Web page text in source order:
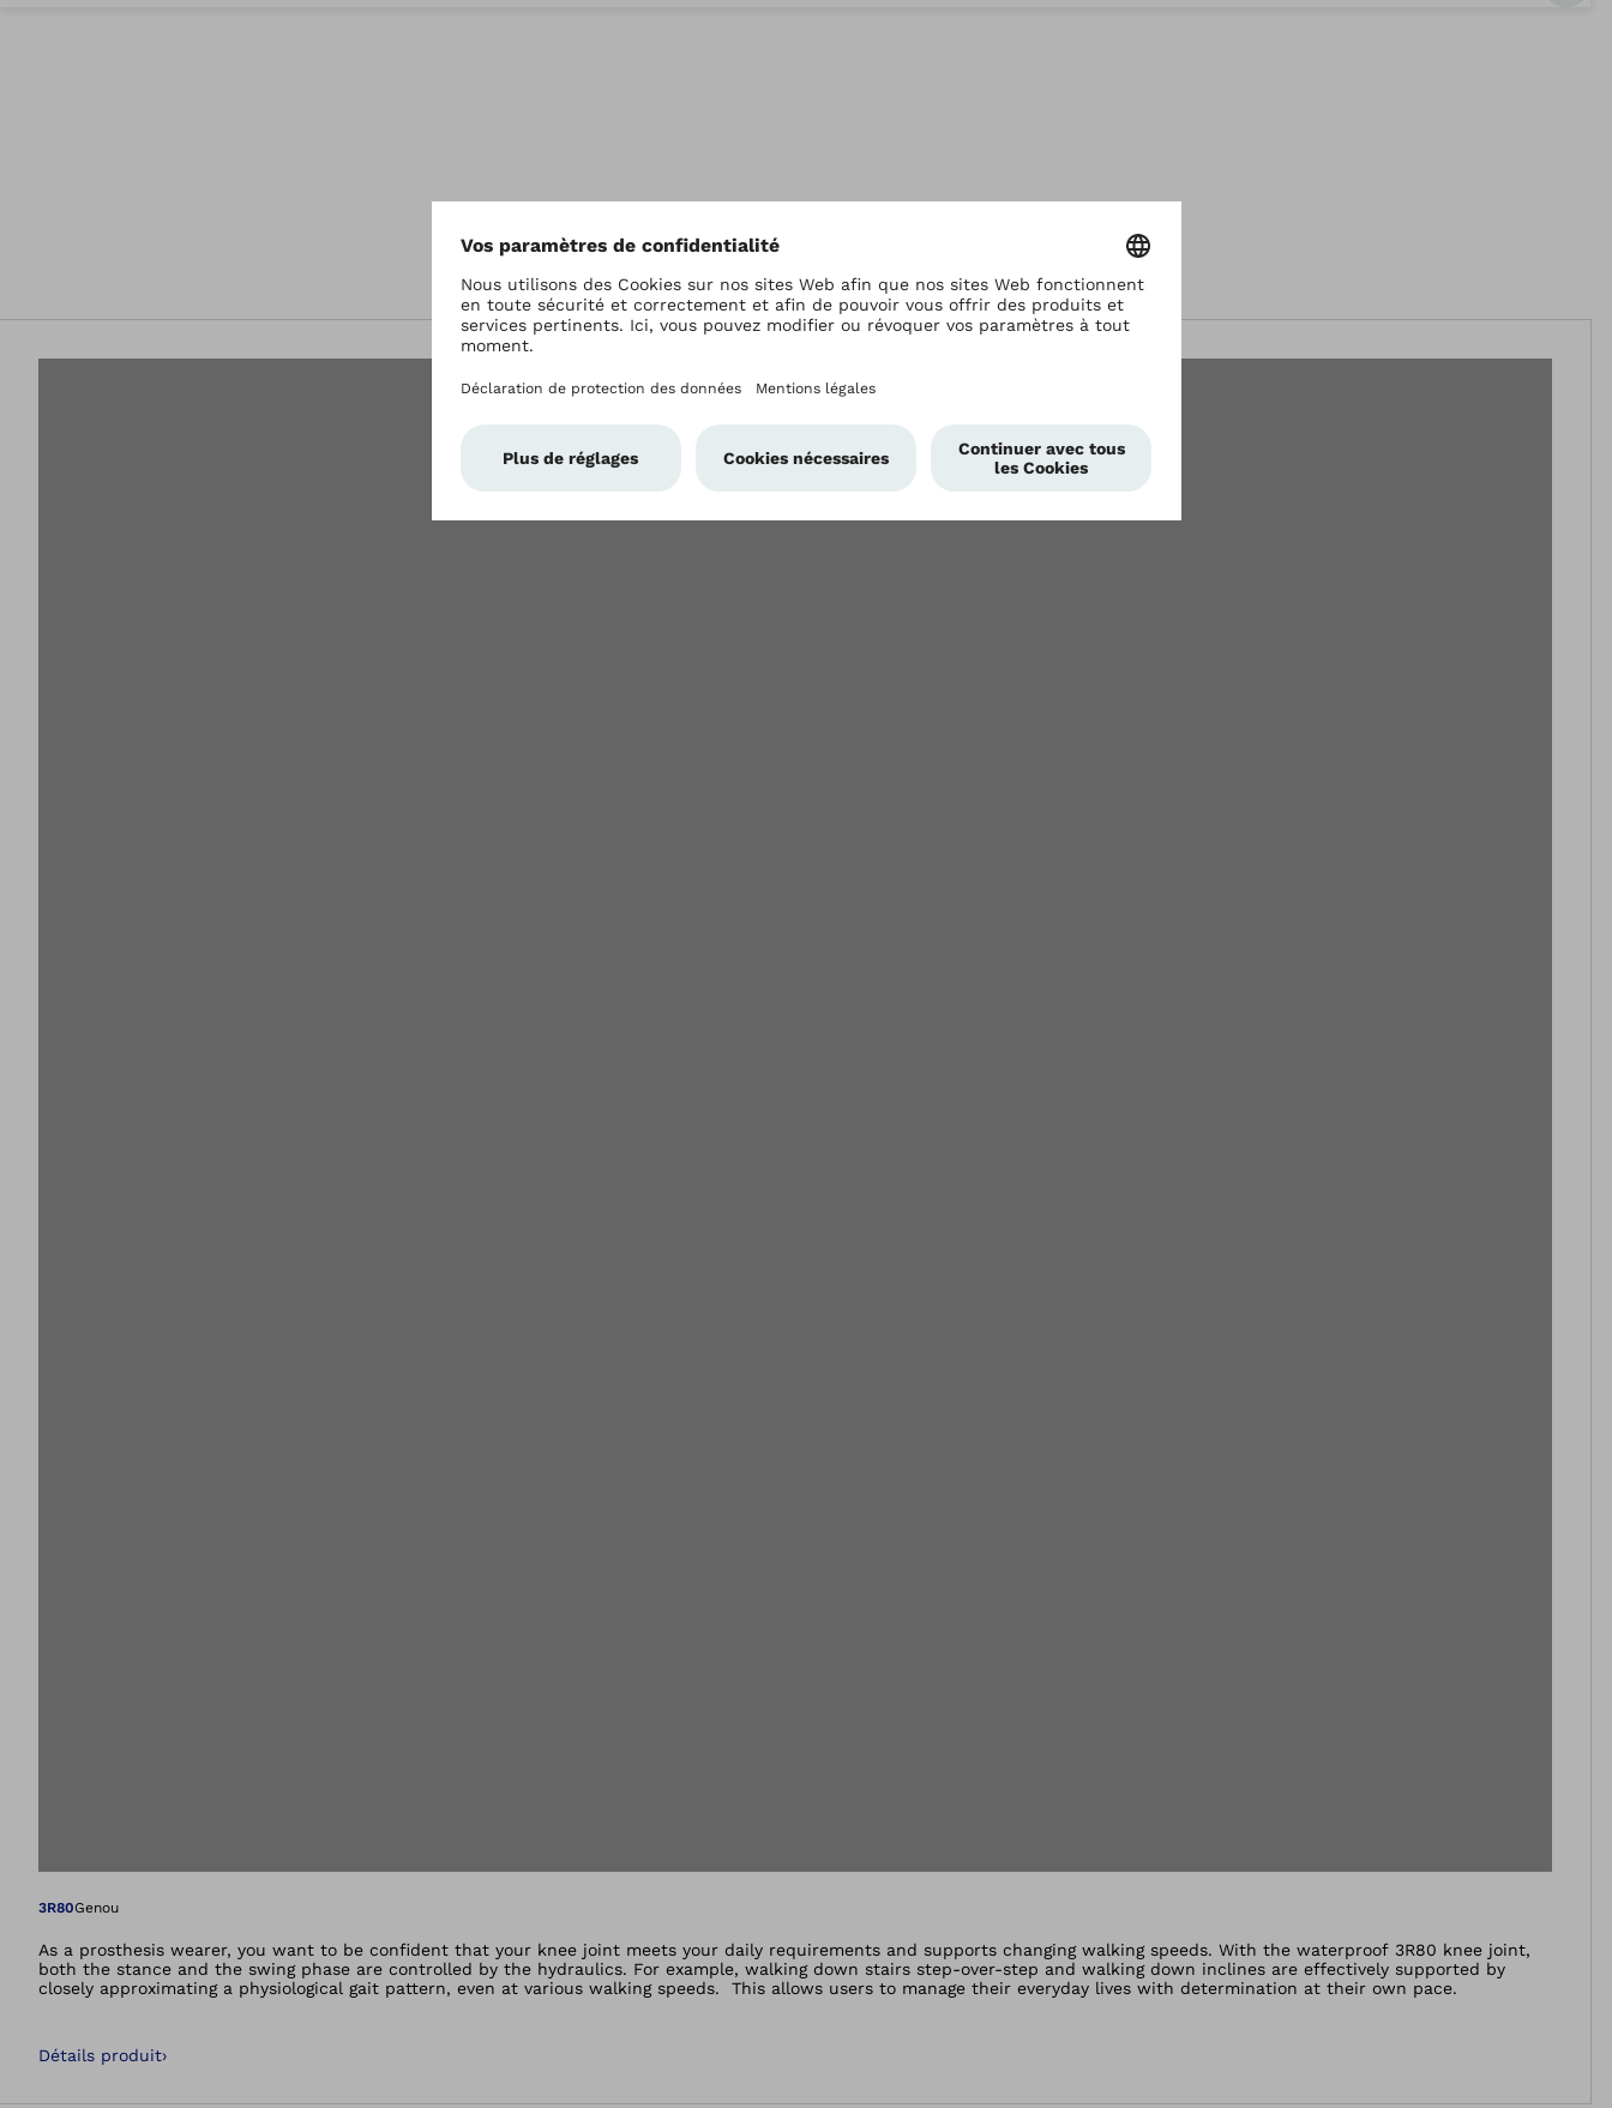
Ouvre l’image dans la vue Galerie
3R80Genou
As a prosthesis wearer, you want to be confident that your knee joint meets your daily requirements and supports changing walking speeds. With the waterproof 3R80 knee joint,
both the stance and the swing phase are controlled by the hydraulics. For example, walking down stairs step-over-step and walking down inclines are effectively supported by
closely approximating a physiological gait pattern, even at various walking speeds. This allows users to manage their everyday lives with determination at their own pace.
Détails produit›